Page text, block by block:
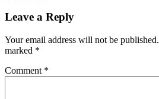
Leave a Reply
Your email address will not be published.
marked *
Comment *